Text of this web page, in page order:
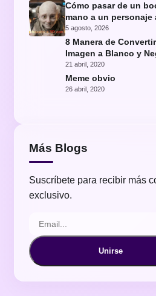
Cómo pasar de un
mano a un personaje
con IA
5 agosto, 2026
8 Manera de
Imagen a Blanco y
Fácil Photoshop
21 abril, 2020
Meme obvio
26 abril, 2020
Más Blogs
Suscríbete para recibir más
exclusivo.
Unirse